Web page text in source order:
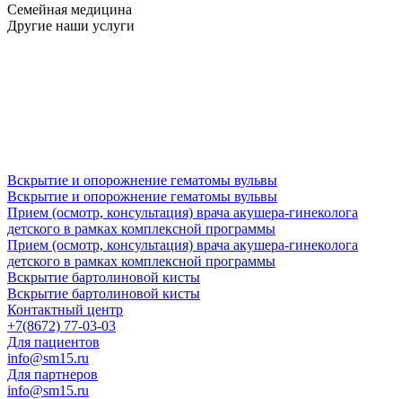
Семейная медицина
Другие наши услуги
Вскрытие и опорожнение гематомы вульвы
Вскрытие и опорожнение гематомы вульвы
Прием (осмотр, консультация) врача акушера-гинеколога
детского в рамках комплексной программы
Прием (осмотр, консультация) врача акушера-гинеколога
детского в рамках комплексной программы
Вскрытие бартолиновой кисты
Вскрытие бартолиновой кисты
Контактный центр
+7(8672) 77-03-03
Для пациентов
info@sm15.ru
Для партнеров
info@sm15.ru